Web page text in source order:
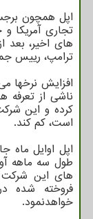
اپل همچون
تجاری آمریکا
های اخیر، بعد
ترامپ، رییس
افزایش نرخها
ناشی از تعرفه
کرده و این
است، کم کند.
اپل اوایل ماه
های این شرکت
فروخته شده
خواهدنمود.